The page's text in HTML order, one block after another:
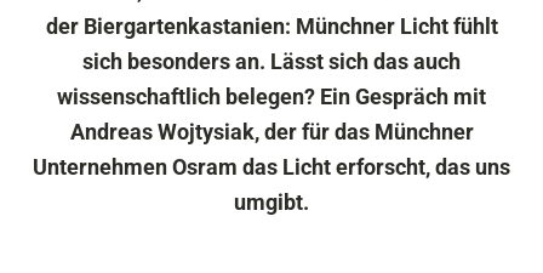
der Biergartenkastanien: Münchner Licht fühlt
sich besonders an. Lässt sich das auch
wissenschaftlich belegen? Ein Gespräch mit
Andreas Wojtysiak, der für das Münchner
Unternehmen Osram das Licht erforscht, das uns
umgibt.